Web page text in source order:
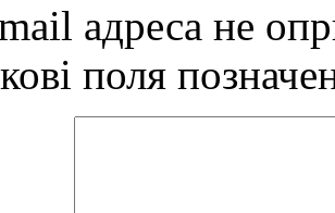
адреса не
поля